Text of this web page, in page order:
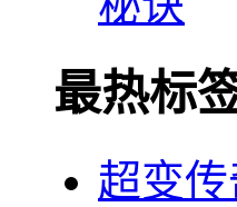
最热标
超变